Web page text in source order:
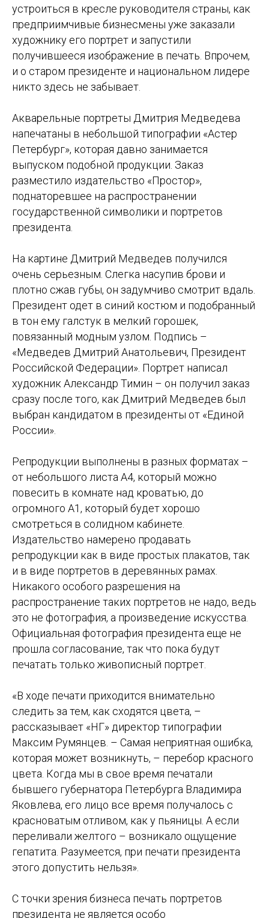
устроиться в кресле руководителя страны, как
предприимчивые бизнесмены уже заказали
художнику его портрет и запустили
получившееся изображение в печать. Впрочем,
и о старом президенте и национальном лидере
никто здесь не забывает.
Акварельные портреты Дмитрия Медведева
напечатаны в небольшой типографии «Астер
Петербург», которая давно занимается
выпуском подобной продукции. Заказ
разместило издательство «Простор»,
поднаторевшее на распространении
государственной символики и портретов
президента.
На картине Дмитрий Медведев получился
очень серьезным. Слегка насупив брови и
плотно сжав губы, он задумчиво смотрит вдаль.
Президент одет в синий костюм и подобранный
в тон ему галстук в мелкий горошек,
повязанный модным узлом. Подпись –
«Медведев Дмитрий Анатольевич, Президент
Российской Федерации». Портрет написал
художник Александр Тимин – он получил заказ
сразу после того, как Дмитрий Медведев был
выбран кандидатом в президенты от «Единой
России».
Репродукции выполнены в разных форматах –
от небольшого листа А4, который можно
повесить в комнате над кроватью, до
огромного А1, который будет хорошо
смотреться в солидном кабинете.
Издательство намерено продавать
репродукции как в виде простых плакатов, так
и в виде портретов в деревянных рамах.
Никакого особого разрешения на
распространение таких портретов не надо, ведь
это не фотография, а произведение искусства.
Официальная фотография президента еще не
прошла согласование, так что пока будут
печатать только живописный портрет.
«В ходе печати приходится внимательно
следить за тем, как сходятся цвета, –
рассказывает «НГ» директор типографии
Максим Румянцев. – Самая неприятная ошибка,
которая может возникнуть, – перебор красного
цвета. Когда мы в свое время печатали
бывшего губернатора Петербурга Владимира
Яковлева, его лицо все время получалось с
красноватым отливом, как у пьяницы. А если
переливали желтого – возникало ощущение
гепатита. Разумеется, при печати президента
этого допустить нельзя».
С точки зрения бизнеса печать портретов
президента не является особо